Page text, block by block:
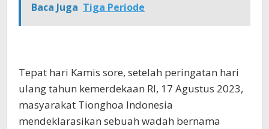
Baca Juga Tiga Periode
Tepat hari Kamis sore, setelah peringatan hari
ulang tahun kemerdekaan RI, 17 Agustus 2023,
masyarakat Tionghoa Indonesia
mendeklarasikan sebuah wadah bernama